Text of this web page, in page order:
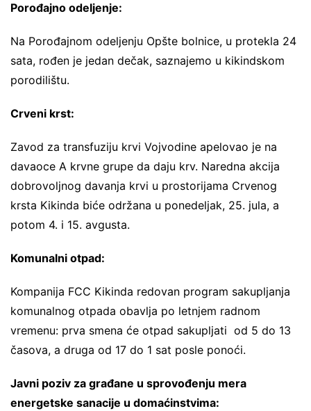
Porođajno odeljenje:
Na Porođajnom odeljenju Opšte bolnice, u protekla 24
sata, rođen je jedan dečak, saznajemo u kikindskom
porodilištu.
Crveni krst:
Zavod za transfuziju krvi Vojvodine apelovao je na
davaoce A krvne grupe da daju krv. Naredna akcija
dobrovoljnog davanja krvi u prostorijama Crvenog
krsta Kikinda biće održana u ponedeljak, 25. jula, a
potom 4. i 15. avgusta.
Komunalni otpad:
Kompanija FCC Kikinda redovan program sakupljanja
komunalnog otpada obavlja po letnjem radnom
vremenu: prva smena će otpad sakupljati od 5 do 13
časova, a druga od 17 do 1 sat posle ponoći.
Javni poziv za građane u sprovođenju mera
energetske sanacije u domaćinstvima: